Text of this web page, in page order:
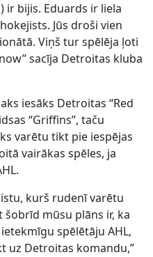
ir bijis. Eduards ir liela
Jūs droši vien
Viņš tur spēlēja ļoti
sacīja Detroitas kluba
iesāks Detroitas “Red
“Griffins”, taču
varētu tikt pie iespējas
vairākas spēles, ja
kurš rudenī varētu
šobrīd mūsu plāns ir, ka
spēlētāju AHL,
uz Detroitas komandu,”